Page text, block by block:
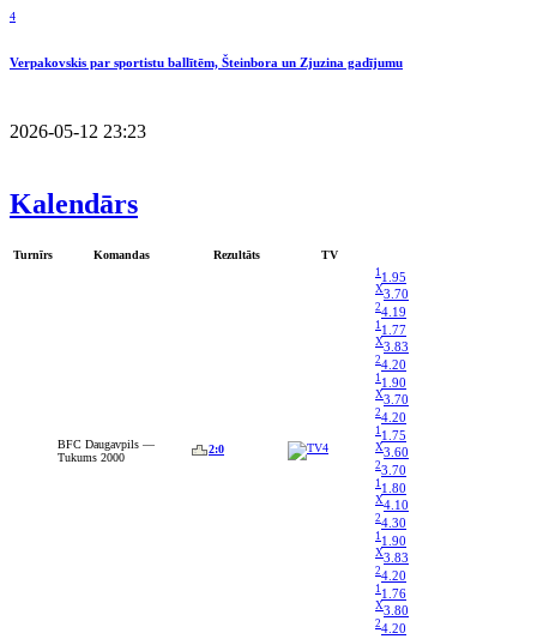
4
Verpakovskis par sportistu ballītēm, Šteinbora un Zjuzina gadījumu
2026-05-12 23:23
Kalendārs
Turnīrs Komandas Rezultāts TV
BFC Daugavpils —
Tukums 2000
2:0
1 1.95
X3.70
24.19
1 1.77
X3.83
24.20
1 1.90
X3.70
24.20
1 1.75
X3.60
23.70
1 1.80
X4.10
24.30
1 1.90
X3.83
24.20
1 1.76
X3.80
24.20